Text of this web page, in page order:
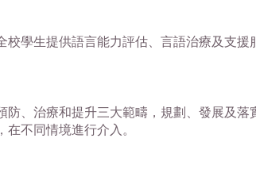
學生提供語言能力評估、言語治療及支援
防、治療和提升三大範疇，規劃、發展及
不同情境進行介入。